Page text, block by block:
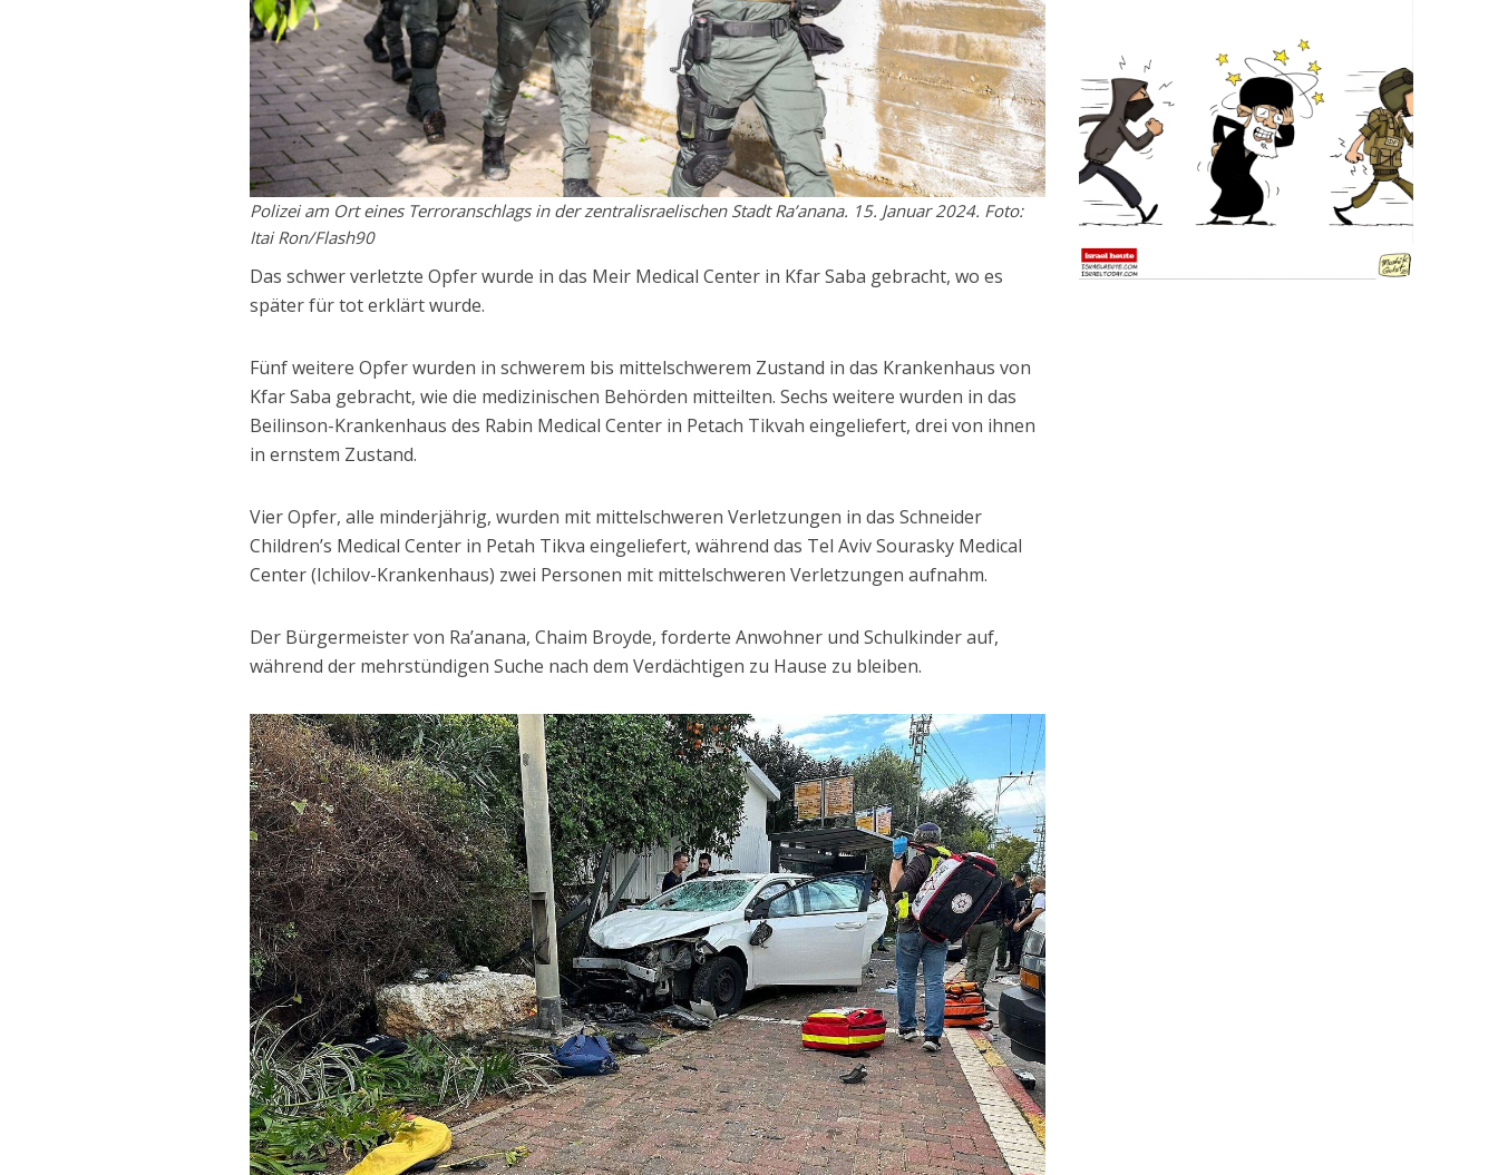
Polizei am Ort eines Terroranschlags in der zentralisraelischen Stadt Ra’anana. 15. Januar 2024. Foto:
Itai Ron/Flash90
Das schwer verletzte Opfer wurde in das Meir Medical Center in Kfar Saba gebracht, wo es
später für tot erklärt wurde.
Fünf weitere Opfer wurden in schwerem bis mittelschwerem Zustand in das Krankenhaus von
Kfar Saba gebracht, wie die medizinischen Behörden mitteilten. Sechs weitere wurden in das
Beilinson-Krankenhaus des Rabin Medical Center in Petach Tikvah eingeliefert, drei von ihnen
in ernstem Zustand.
Vier Opfer, alle minderjährig, wurden mit mittelschweren Verletzungen in das Schneider
Children’s Medical Center in Petah Tikva eingeliefert, während das Tel Aviv Sourasky Medical
Center (Ichilov-Krankenhaus) zwei Personen mit mittelschweren Verletzungen aufnahm.
Der Bürgermeister von Ra’anana, Chaim Broyde, forderte Anwohner und Schulkinder auf,
während der mehrstündigen Suche nach dem Verdächtigen zu Hause zu bleiben.